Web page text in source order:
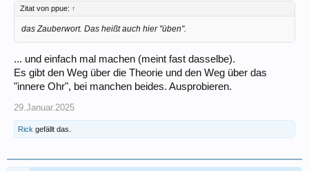
Zitat von ppue: ↑
das Zauberwort. Das heißt auch hier "üben".
... und einfach mal machen (meint fast dasselbe).
Es gibt den Weg über die Theorie und den Weg über das
"innere Ohr", bei manchen beides. Ausprobieren.
29.Januar.2025
Rick gefällt das.